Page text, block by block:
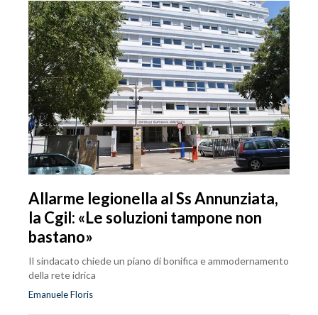
Allarme legionella al Ss Annunziata,
la Cgil: «Le soluzioni tampone non
bastano»
Il sindacato chiede un piano di bonifica e ammodernamento
della rete idrica
Emanuele Floris